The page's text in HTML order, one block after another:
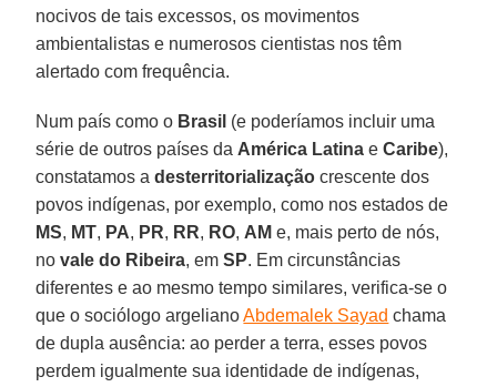
nocivos de tais excessos, os movimentos
ambientalistas e numerosos cientistas nos têm
alertado com frequência.
Num país como o Brasil (e poderíamos incluir uma
série de outros países da América Latina eCaribe),
constatamos adesterritorialização crescente dos
povos indígenas, por exemplo, como nos estados de
MS, MT, PA, PR, RR, RO, AM e, mais perto de nós,
novale do Ribeira, emSP. Em circunstâncias
diferentes e ao mesmo tempo similares, verifica-se o
que o sociólogo argelianoAbdemalek Sayad chama
de dupla ausência: ao perder a terra, esses povos
perdem igualmente sua identidade de indígenas,